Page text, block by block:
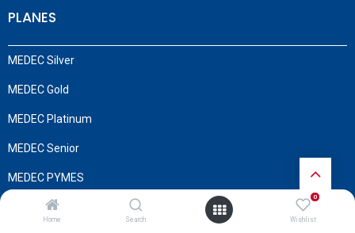
Home Search
0
Wishlist
PLANES
MEDEC Silver
MEDEC Gold
MEDEC Platinum
MEDEC Senior
MEDEC PYMES
MEDEC Corporativo